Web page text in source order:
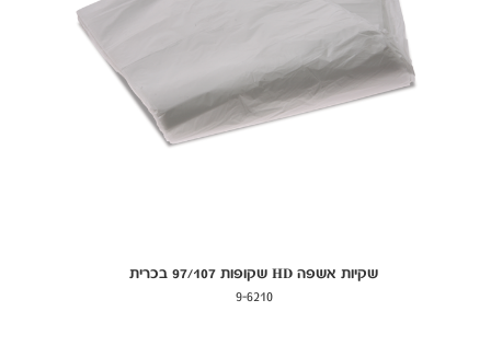
שקיות אשפה HD שקופות 97/107 בכרית
9-6210